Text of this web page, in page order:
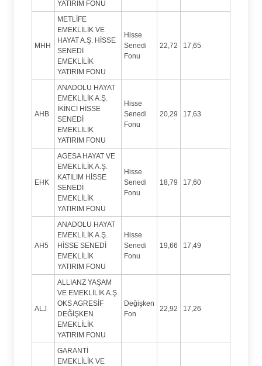
YATIRIM FONU
MHH
METLİFE
EMEKLİLİK VE
HAYAT A.Ş. HİSSE
SENEDİ
EMEKLİLİK
YATIRIM FONU
Hisse
Senedi
Fonu
22,72 17,65
AHB
ANADOLU HAYAT
EMEKLİLİK A.Ş.
İKİNCİ HİSSE
SENEDİ
EMEKLİLİK
YATIRIM FONU
Hisse
Senedi
Fonu
20,29 17,63
EHK
AGESA HAYAT VE
EMEKLİLİK A.Ş.
KATILIM HİSSE
SENEDİ
EMEKLİLİK
YATIRIM FONU
Hisse
Senedi
Fonu
18,79 17,60
AH5
ANADOLU HAYAT
EMEKLİLİK A.Ş.
HİSSE SENEDİ
EMEKLİLİK
YATIRIM FONU
Hisse
Senedi
Fonu
19,66 17,49
ALJ
ALLIANZ YAŞAM
VE EMEKLİLİK A.Ş.
OKS AGRESİF
DEĞİŞKEN
EMEKLİLİK
YATIRIM FONU
Değişken
Fon
22,92 17,26
GARANTİ
EMEKLİLİK VE